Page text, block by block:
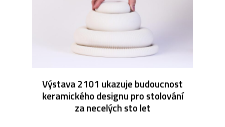
Výstava 2101 ukazuje budoucnost
keramického designu pro stolování
za necelých sto let